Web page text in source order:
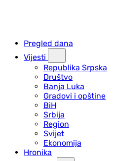
Pregled dana
Vijesti
Republika Srpska
Društvo
Banja Luka
Gradovi i opštine
BiH
Srbija
Region
Svijet
Ekonomija
Hronika